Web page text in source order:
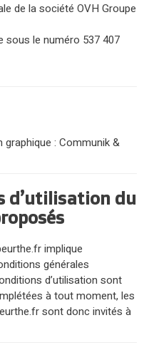
de la société OVH Groupe
sous le numéro 537 407
: Communik &
d’utilisation du
implique
générales
d’utilisation sont
à tout moment, les
sont donc invités à